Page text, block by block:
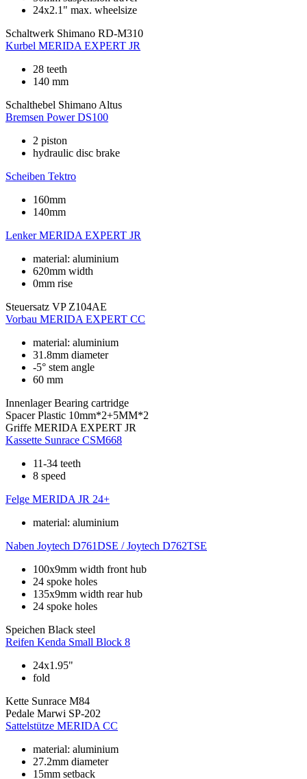
24x2.1" max. wheelsize
Schaltwerk Shimano RD-M310
Kurbel MERIDA EXPERT JR
28 teeth
140 mm
Schalthebel Shimano Altus
Bremsen Power DS100
2 piston
hydraulic disc brake
Scheiben Tektro
160mm
140mm
Lenker MERIDA EXPERT JR
material: aluminium
620mm width
0mm rise
Steuersatz VP Z104AE
Vorbau MERIDA EXPERT CC
material: aluminium
31.8mm diameter
-5° stem angle
60 mm
Innenlager Bearing cartridge
Spacer Plastic 10mm*2+5MM*2
Griffe MERIDA EXPERT JR
Kassette Sunrace CSM668
11-34 teeth
8 speed
Felge MERIDA JR 24+
material: aluminium
Naben Joytech D761DSE / Joytech D762TSE
100x9mm width front hub
24 spoke holes
135x9mm width rear hub
24 spoke holes
Speichen Black steel
Reifen Kenda Small Block 8
24x1.95"
fold
Kette Sunrace M84
Pedale Marwi SP-202
Sattelstütze MERIDA CC
material: aluminium
27.2mm diameter
15mm setback